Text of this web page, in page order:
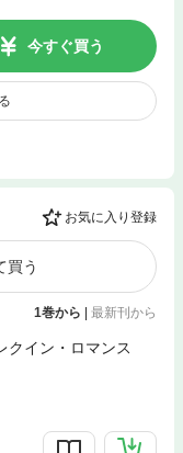
今すぐ買う
お気に入り登録
買う
1巻から 最新刊から
クイン・ロマンス